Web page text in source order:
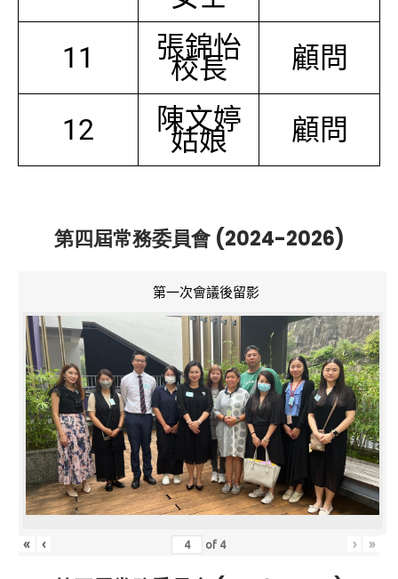
11 張錦怡
校長 顧問
12 陳文婷
姑娘 顧問
第四屆常務委員會 (2024-2026)
第一次會議後留影
« ‹ of 4 › »